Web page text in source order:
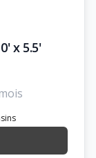
x 5.5'